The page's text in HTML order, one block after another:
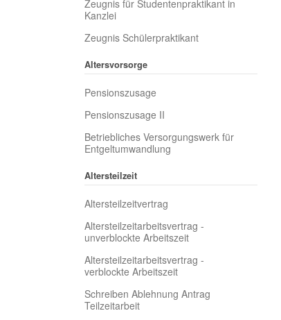
Zeugnis für Studentenpraktikant in
Kanzlei
Zeugnis Schülerpraktikant
Altersvorsorge
Pensionszusage
Pensionszusage II
Betriebliches Versorgungswerk für
Entgeltumwandlung
Altersteilzeit
Altersteilzeitvertrag
Altersteilzeitarbeitsvertrag -
unverblockte Arbeitszeit
Altersteilzeitarbeitsvertrag -
verblockte Arbeitszeit
Schreiben Ablehnung Antrag
Teilzeitarbeit